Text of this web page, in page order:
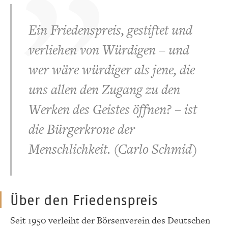
Ein Friedenspreis, gestiftet und
verliehen von Würdigen – und
wer wäre würdiger als jene, die
uns allen den Zugang zu den
Werken des Geistes öffnen? – ist
die Bürgerkrone der
Menschlichkeit. (Carlo Schmid)
Über den Friedenspreis
Seit 1950 verleiht der Börsenverein des Deutschen